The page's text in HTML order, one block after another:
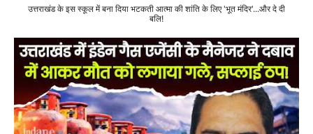
उत्तराखंड के इस स्कूल में बना दिया भटकती आत्मा की शांति के लिए 'भूत मंदिर'...और दे दी
बलि!